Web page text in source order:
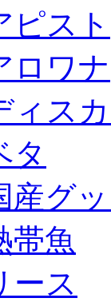
ピスト
ロワナ
ィス
タ
産グ
帯魚
ース